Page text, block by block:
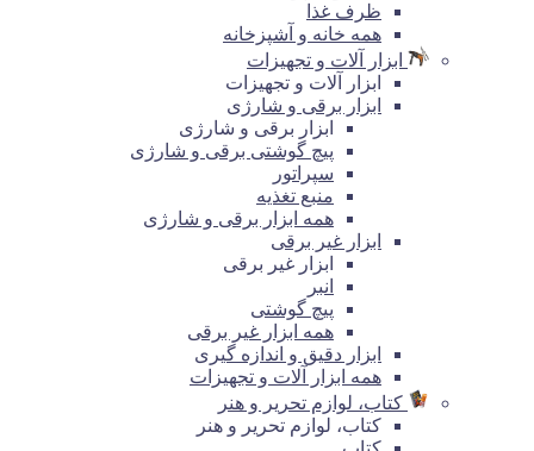
ظرف غذا
همه خانه و آشپزخانه
ابزار آلات و تجهیزات
ابزار آلات و تجهیزات
ابزار برقی و شارژی
ابزار برقی و شارژی
پیچ گوشتی برقی و شارژی
سپراتور
منبع تغذیه
همه ابزار برقی و شارژی
ابزار غیر برقی
ابزار غیر برقی
انبر
پیچ گوشتی
همه ابزار غیر برقی
ابزار دقیق و اندازه گیری
همه ابزار آلات و تجهیزات
کتاب، لوازم تحریر و هنر
کتاب، لوازم تحریر و هنر